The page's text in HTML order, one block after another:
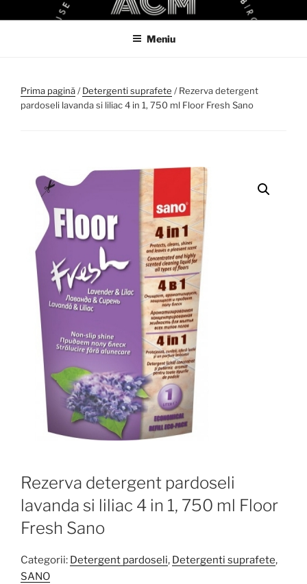
la
ACM
ACM VIRTUAL SHOP
Meniu
Prima pagină/Detergenti suprafete / Rezerva detergent
pardoseli lavanda si liliac 4 in 1, 750 ml Floor Fresh Sano
Rezerva detergent pardoseli
lavanda si liliac 4 in 1, 750 ml Floor
Fresh Sano
Categorii: Detergent pardoseli, Detergenti suprafete,
SANO